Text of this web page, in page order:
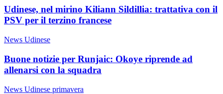
Udinese, nel mirino Kiliann Sildillia: trattativa con il
PSV per il terzino francese
News Udinese
Buone notizie per Runjaic: Okoye riprende ad
allenarsi con la squadra
News Udinese primavera